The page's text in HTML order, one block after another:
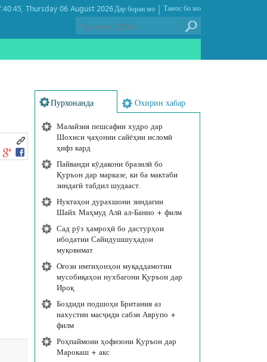
Thursday 06 August 2026 , Тамос бо мо
|
Дар бораи мо
Пурхонанда Охирин хабар
Малайзия пешсафии худро дар
Шохиси ҷаҳонии сайёҳии исломӣ
ҳифз кард
Пайванди кӯдакони бразилӣ бо
Қуръон дар марказе, ки ба мактаби
зиндагӣ табдил шудааст.
Нуктаҳои дурахшони зиндагии
Шайх Маҳмуд Алӣ ал-Банно + филм
Сад рӯз ҳамроҳӣ бо дастурҳои
ибодатии Сайидушшуҳадои
муқовимат
Оғози имтиҳонҳои муқаддамотии
мусобиқаҳои нухбагони Қуръон дар
Ироқ
Боздиди подшоҳи Британия аз
нахустин масҷиди сабзи Аврупо +
филм
Роҳпаймоии ҳофизони Қуръон дар
Марокаш + акс